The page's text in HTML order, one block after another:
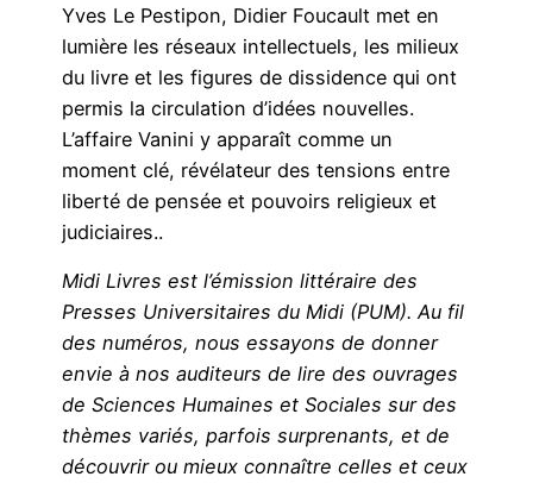
Yves Le Pestipon, Didier Foucault met en
lumière les réseaux intellectuels, les milieux
du livre et les figures de dissidence qui ont
permis la circulation d’idées nouvelles.
L’affaire Vanini y apparaît comme un
moment clé, révélateur des tensions entre
liberté de pensée et pouvoirs religieux et
judiciaires..
Midi Livres est l’émission littéraire des
Presses Universitaires du Midi (PUM). Au fil
des numéros, nous essayons de donner
envie à nos auditeurs de lire des ouvrages
de Sciences Humaines et Sociales sur des
thèmes variés, parfois surprenants, et de
découvrir ou mieux connaître celles et ceux